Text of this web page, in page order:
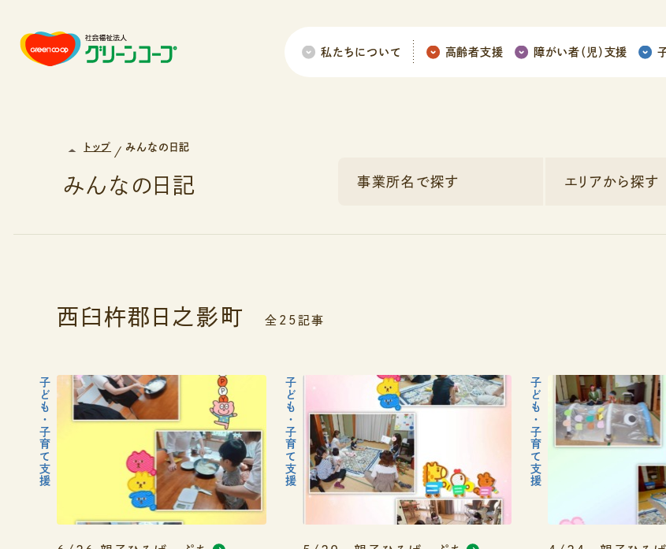
私たちについて 高齢者支援 障がい者（児）支援
トップ
みんなの日記
みんなの日記 事業所名で探す エリアから探す
西臼杵郡日之影町 全25記事
子ども・子育て支援 子ども・子育て支援 子ども・子育て支援